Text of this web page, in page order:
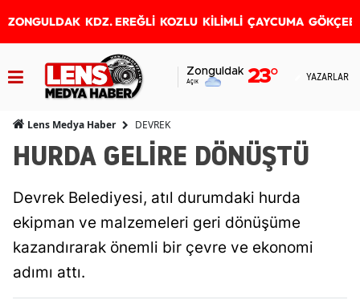
ZONGULDAK KDZ. EREĞLİ KOZLU KİLİMLİ ÇAYCUMA
Zonguldak
Açık 23° YAZARLAR
Lens Medya Haber DEVREK
HURDA GELİRE DÖNÜŞTÜ
Devrek Belediyesi, atıl durumdaki hurda
ekipman ve malzemeleri geri dönüşüme
kazandırarak önemli bir çevre ve ekonomi
adımı attı.